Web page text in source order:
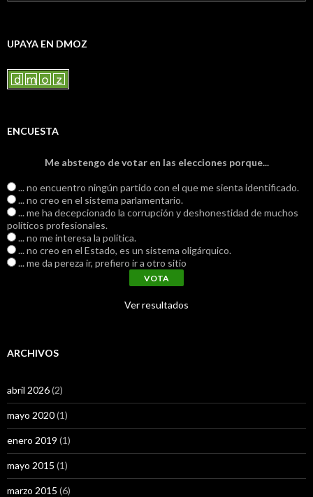
UPAYA EN DMOZ
ENCUESTA
Me abstengo de votar en las elecciones porque...
... no encuentro ningún partido con el que me sienta identificado.
... no creo en el sistema parlamentario.
... me ha decepcionado la corrupción y deshonestidad de muchos
políticos profesionales.
... no me interesa la política.
... no creo en el Estado, es un sistema oligárquico.
... me da pereza ir, prefiero ir a otro sitio
Ver resultados
ARCHIVOS
abril 2026(2)
mayo 2020(1)
enero 2019 (1)
mayo 2015 (1)
marzo 2015 (6)